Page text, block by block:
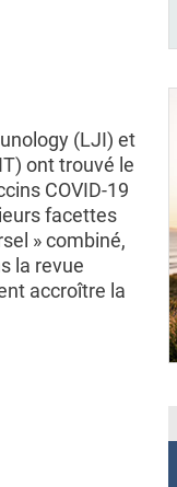
(LJI) et
ont trouvé le
COVID-19
facettes
» combiné,
la revue
accroître la